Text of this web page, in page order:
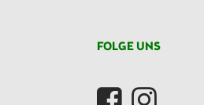
FOLGE UNS